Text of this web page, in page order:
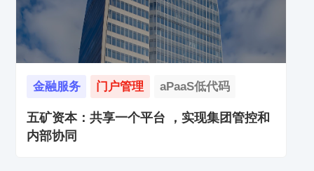
金融服务 门户管理 aPaaS低代码
五矿资本：共享一个平台 ，实现集团管控和
内部协同